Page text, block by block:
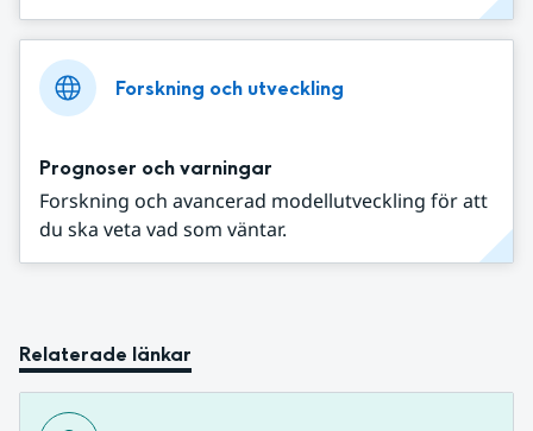
Forskning och utveckling
Prognoser och varningar
Forskning och avancerad modellutveckling för att
du ska veta vad som väntar.
Relaterade länkar